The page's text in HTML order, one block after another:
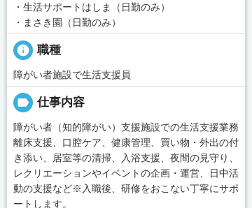
・生活サポートはしま（日勤のみ）
・まさき園（日勤のみ）
info 職種
障がい者施設で生活支援員
label 仕事内容
障がい者（知的障がい）支援施設での生活支援業務
離床支援、口腔ケア、健康管理、買い物・外出の付
き添い、居室等の清掃、入浴支援、夜間の見守り、
レクリエーションやイベントの企画・運営、日中活
動の支援など※入職後、研修をおこない丁寧にサポ
ートします。